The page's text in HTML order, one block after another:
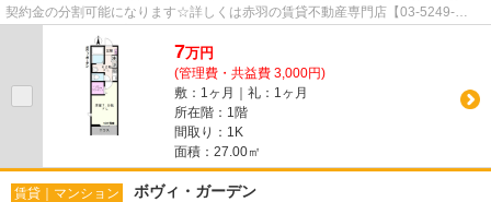
契約金の分割可能になります☆詳しくは赤羽の賃貸不動産専門店【03-5249-
4177】VISION赤羽店までご連絡下さい！！
7万円
(管理費・共益費 3,000円)
敷：1ヶ月｜礼：1ヶ月
所在階：1階
間取り：1K
面積：27.00㎡
賃貸｜マンション ボヴィ・ガーデン